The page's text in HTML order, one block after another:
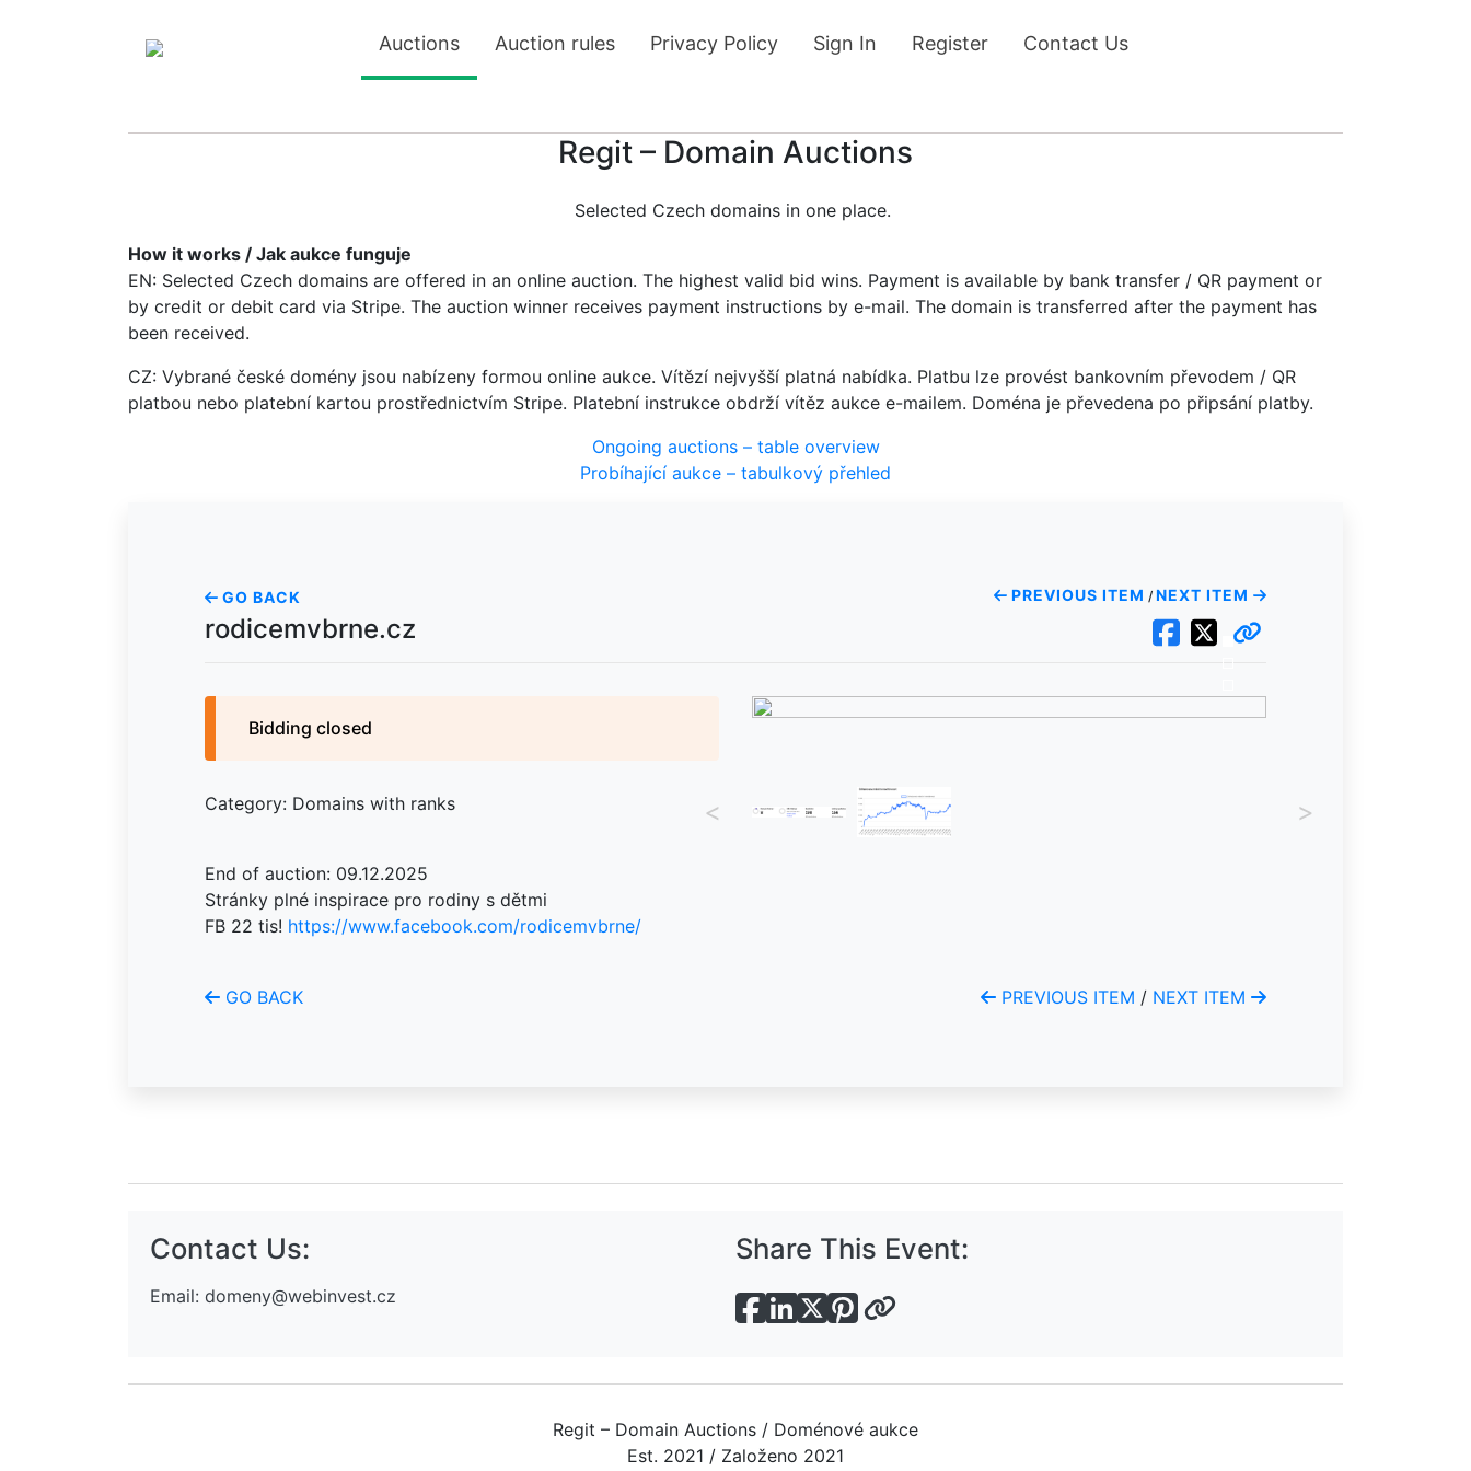
Auctions Auction rules Privacy Policy Sign In Register Contact Us
Regit – Domain Auctions
Selected Czech domains in one place.
How it works / Jak aukce funguje
EN: Selected Czech domains are offered in an online auction. The highest valid bid wins. Payment is available by bank transfer / QR payment or
by credit or debit card via Stripe. The auction winner receives payment instructions by e-mail. The domain is transferred after the payment has
been received.
CZ: Vybrané české domény jsou nabízeny formou online aukce. Vítězí nejvyšší platná nabídka. Platbu lze provést bankovním převodem / QR
platbou nebo platební kartou prostřednictvím Stripe. Platební instrukce obdrží vítěz aukce e-mailem. Doména je převedena po připsání platby.
Ongoing auctions – table overview
Probíhající aukce – tabulkový přehled
GO BACK PREVIOUS ITEM / NEXT ITEM
rodicemvbrne.cz
Bidding closed
Category: Domains with ranks
End of auction: 09.12.2025
Stránky plné inspirace pro rodiny s dětmi
FB 22 tis! https://www.facebook.com/rodicemvbrne/
< >
GO BACK PREVIOUS ITEM / NEXT ITEM
Contact Us:
Email: domeny@webinvest.cz
Share This Event:
Regit – Domain Auctions / Doménové aukce
Est. 2021 / Založeno 2021